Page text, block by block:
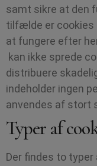
samt sikre at den
tilfælde er cookies
at fungere efter
kan ikke sprede
distribuere
indeholder ingen
anvendes af stort
Typer af
Der findes to